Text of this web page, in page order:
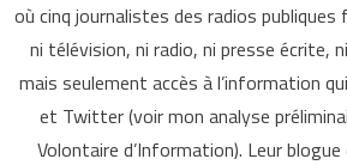
où cinq journalistes des radios publiques
ni télévision, ni radio, ni presse écrite,
mais seulement accès à l’information
et Twitter (voir mon analyse
Volontaire d’Information). Leur